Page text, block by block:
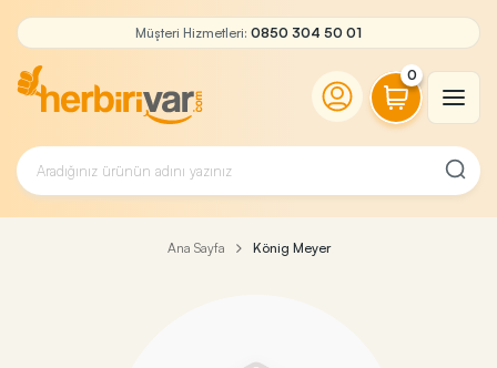
Müşteri Hizmetleri: 0850 304 50 01
0
Ana Sayfa König Meyer